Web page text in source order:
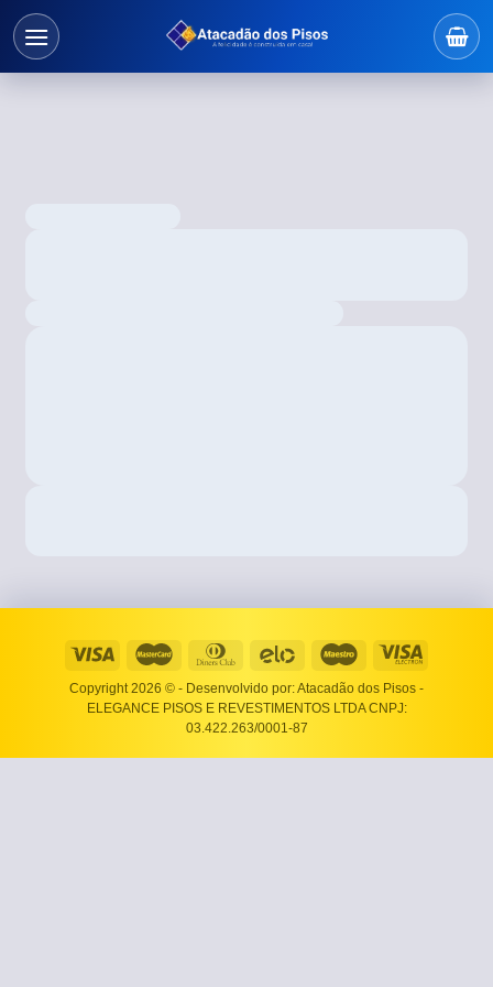
Copyright 2026 © - Desenvolvido por: Atacadão dos Pisos -
ELEGANCE PISOS E REVESTIMENTOS LTDA CNPJ:
03.422.263/0001-87